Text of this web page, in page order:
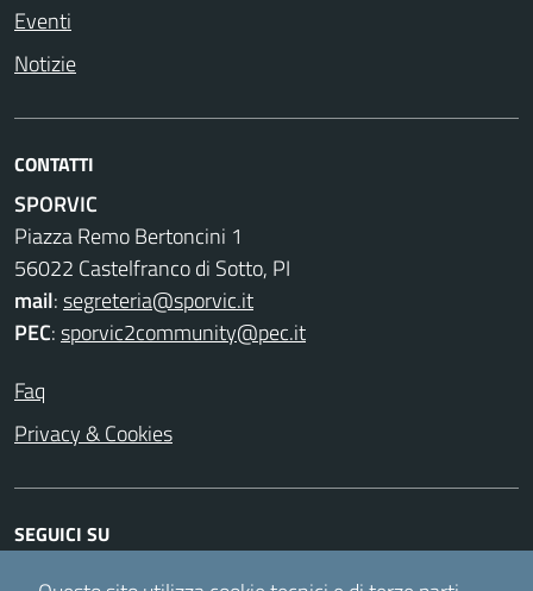
Eventi
Notizie
CONTATTI
SPORVIC
Piazza Remo Bertoncini 1
56022 Castelfranco di Sotto, PI
mail:segreteria@sporvic.it
PEC:sporvic2community@pec.it
Faq
Privacy & Cookies
SEGUICI SU
FacebookInstagramTwitter Youtube